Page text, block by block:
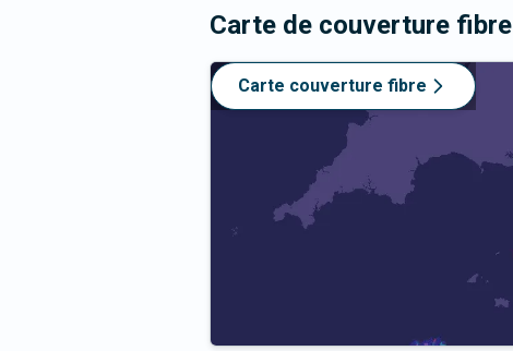
Carte de couverture fibre
Carte couverture fibre